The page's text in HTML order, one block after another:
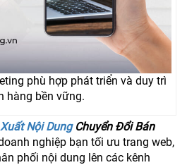
phù hợp phát triển và duy trì
hàng bền vững.
Nội DungChuyển Đổi Bán
nghiệp bạn tối ưu trang web,
phối nội dung lên các kênh